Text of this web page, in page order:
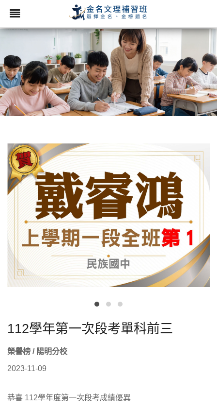
112學年第一次段考單科前三
榮譽榜 / 陽明分校
2023-11-09
恭喜 112學年度第一次段考成績優異